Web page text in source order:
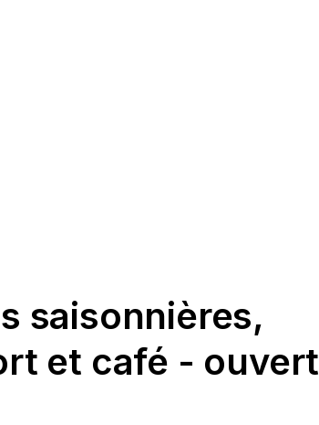
saisonnières,
et café - ouvert